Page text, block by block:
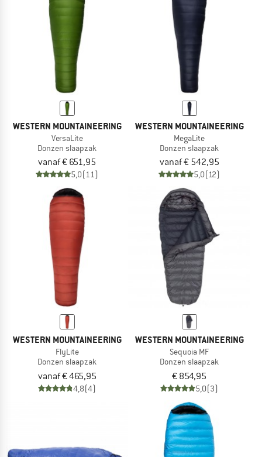
WESTERN MOUNTAINEERING
VersaLite
Donzen slaapzak
vanaf € 651,95
5,0(11)
WESTERN MOUNTAINEERING
MegaLite
Donzen slaapzak
vanaf € 542,95
5,0(12)
WESTERN MOUNTAINEERING
FlyLite
Donzen slaapzak
vanaf € 465,95
4,8(4)
WESTERN MOUNTAINEERING
Sequoia MF
Donzen slaapzak
€ 854,95
5,0(3)